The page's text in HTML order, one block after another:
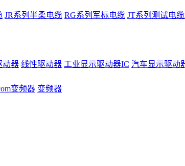
JR系列半柔电缆 RG系列军标电缆 JT系列测试电
动器 线性驱动器 工业显示驱动器IC 汽车显示驱动
变频器 变频器